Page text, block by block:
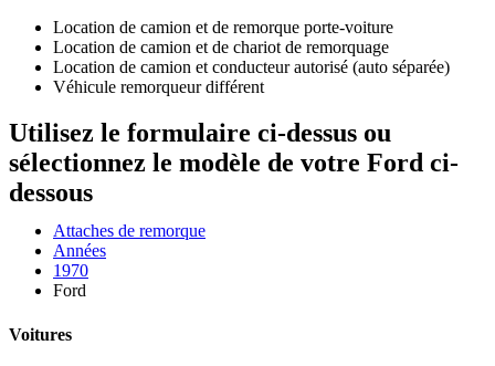
Location de camion et de remorque porte-voiture
Location de camion et de chariot de remorquage
Location de camion et conducteur autorisé (auto séparée)
Véhicule remorqueur différent
Utilisez le formulaire ci-dessus ou
sélectionnez le modèle de votre Ford ci-
dessous
Attaches de remorque
Années
1970
Ford
Voitures